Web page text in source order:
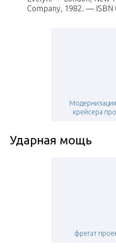
Company, 1982. — ISBN
крейсера
Ударная мощь
фрегат